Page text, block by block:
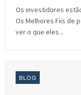
Os investidores
Os Melhores Fiis de
ver o que eles...
BLOG